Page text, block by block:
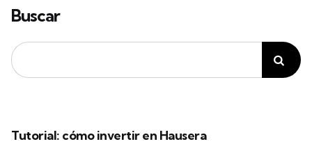
Buscar
Tutorial: cómo invertir en Hausera